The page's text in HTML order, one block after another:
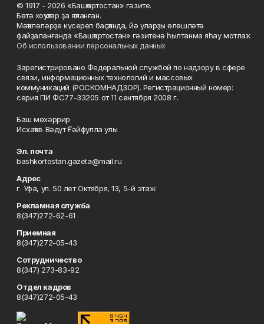
© 1917 - 2026 «Башҡортостан» гәзите.
Бөтә хоҡуҡтар ҙа яҡланған.
Мәҡәләләрҙе күсереп баҫҡанда, йә уларҙы өлөшләтә
файҙаланғанда «Башҡортостан» гәзитенә һылтанма яһау мотлаҡ.
Об использовании персональных данных
Зарегистрировано Федеральной службой по надзору в сфере
связи, информационных технологий и массовых
коммуникаций (РОСКОМНАДЗОР). Регистрационный номер:
серия ПИ ФС77-33205 от 11 сентября 2008 г.
Баш мөхәррир
Исхаҡов Вәдүт Ғәйфулла улы
Эл. почта
bashkortostan.gazeta@mail.ru
Адрес
г. Уфа, ул. 50 лет Октября, 13, 5-й этаж
Рекламная служба
8(347)272-62-61
Приемная
8(347)272-05-43
Сотрудничество
8(347) 273-83-92
Отдел кадров
8(347)272-05-43